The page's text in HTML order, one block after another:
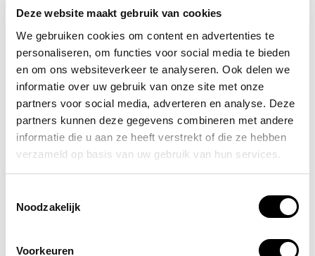
Deze website maakt gebruik van cookies
We gebruiken cookies om content en advertenties te
personaliseren, om functies voor social media te bieden
en om ons websiteverkeer te analyseren. Ook delen we
informatie over uw gebruik van onze site met onze
partners voor social media, adverteren en analyse. Deze
partners kunnen deze gegevens combineren met andere
informatie die u aan ze heeft verstrekt of die ze hebben
verzameld op basis van uw gebruik van hun services.
Noodzakelijk
Voorkeuren
beste geschikt is voor het blussen van branden in vaste
stoffen en vloeistoffen en geen nevenschade
veroorzaakt.
Opbergbox voor thuisgebruik
brandblusser
Een brandblusser bescherm-, ofopbergboxis praktisch
voor binnen en buiten gebruik. De beschermbox bevat
een stabiele klemring met houderband voor de blusser.
(en/of op de juiste hoogte). Meer
tips voor het plaatsen